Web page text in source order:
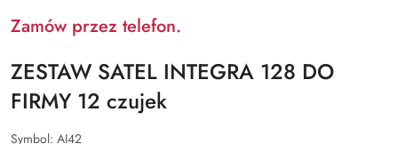
Zamów przez telefon.
ZESTAW SATEL INTEGRA 128 DO
FIRMY 12 czujek
Symbol: AI42